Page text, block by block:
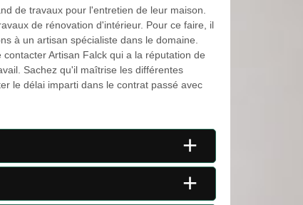
de travaux pour l'entretien de leur maison.
de rénovation d'intérieur. Pour ce faire, il
à un artisan spécialiste dans le domaine.
Artisan Falck qui a la réputation de
Sachez qu'il maîtrise les différentes
le délai imparti dans le contrat passé avec
+
+